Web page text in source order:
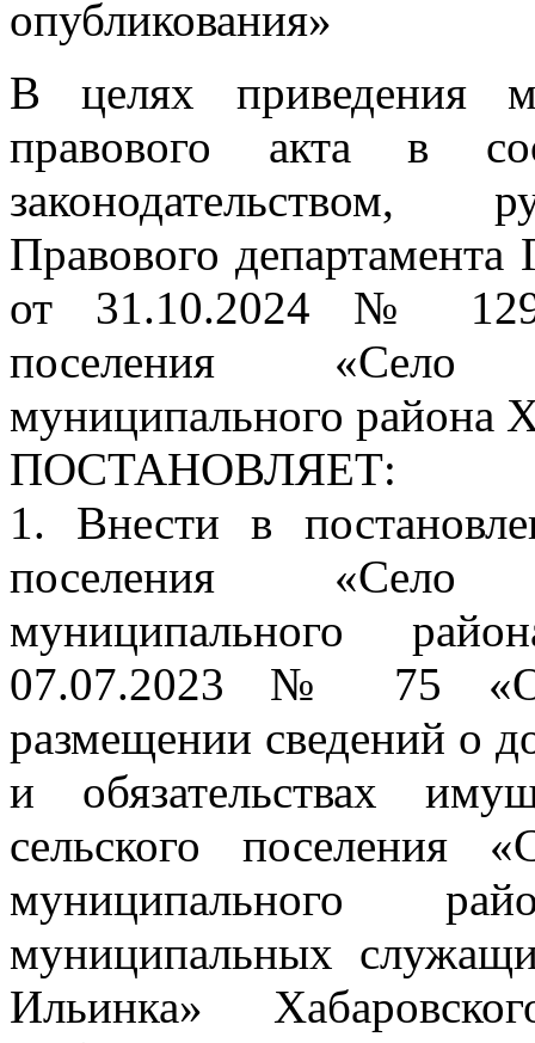
опубликования»
В целях приведения
правового акта в
законодательством,
Правового департамента
от 31.10.2024 №
поселения «Село
муниципального района
ПОСТАНОВЛЯЕТ:
1. Внести в
поселения «Село
муниципального
07.07.2023 № 75
размещении сведений о
и обязательствах
сельского поселения
муниципального
муниципальных
Ильинка»